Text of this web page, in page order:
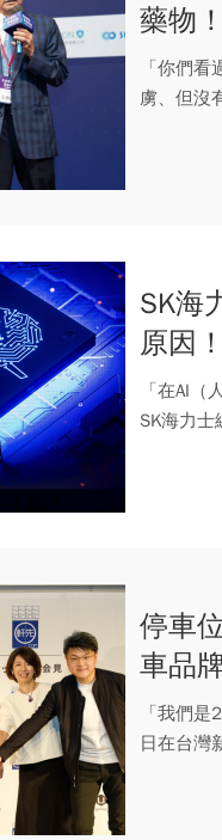
藥物
重要
「你們
虜、但沒
SK海
原因
得更
「在AI
SK海力
停車
車品
停車
「我們
日在台灣